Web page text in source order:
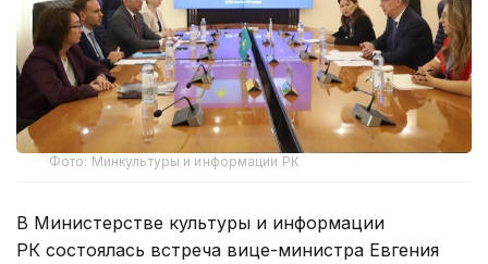
Фото: Минкультуры и информации РК
В Министерстве культуры и информации
РК состоялась встреча вице-министра Евгения